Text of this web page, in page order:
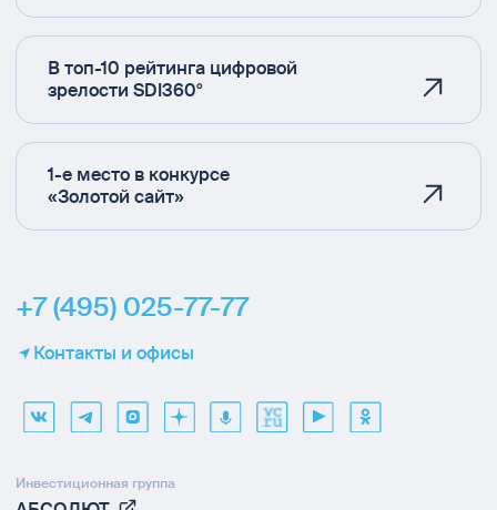
В топ-10 рейтинга цифровой
зрелости SDI360°
1-е место в конкурсе
«Золотой сайт»
+7 (495) 025-77-77
Контакты и офисы
Инвестиционная группа